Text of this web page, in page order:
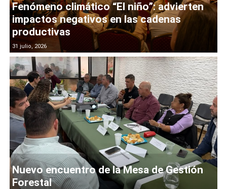
Fenómeno climático “El niño”: advierten
impactos negativos en las cadenas
productivas
31 julio, 2026
Nuevo encuentro de la Mesa de Gestión
Forestal